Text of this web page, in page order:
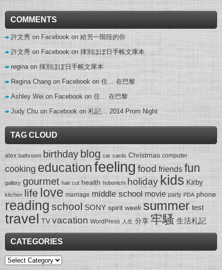
COMMENTS
許文秀 on Facebookon給另一階段的你
許文秀 on Facebookon揮別ほぼ日手帳文庫本
reginaon揮別ほぼ日手帳文庫本
Regina Chang on Facebook on住… 在巴黎
Ashley Wei on Facebookon住… 在巴黎
Judy Chu on Facebookon札記… 2014 Prom Night
TAG CLOUD
alex bathroom birthdayblog car cards Christmas computer
cooking educationfeeling food friends fun
gallery gourmet hair cut health hobonichi holidaykids Kirby
kitchen life love marriage middle school movie party PDA phone
readingschool SONY spirit week summer test
travel TV vacation WordPress 人生 分享 牢騷 生活札記
CATEGORIES
Categories